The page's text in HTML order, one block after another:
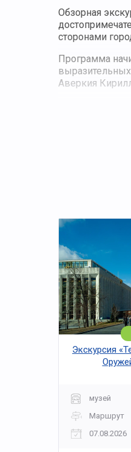
Обзорная
сторонами
Программа
Аверкия
увидеть
Отдельная
— от
ансамбли
Экскурсия
всегда
Экскурсия
музей
Маршрут
07.08.2026